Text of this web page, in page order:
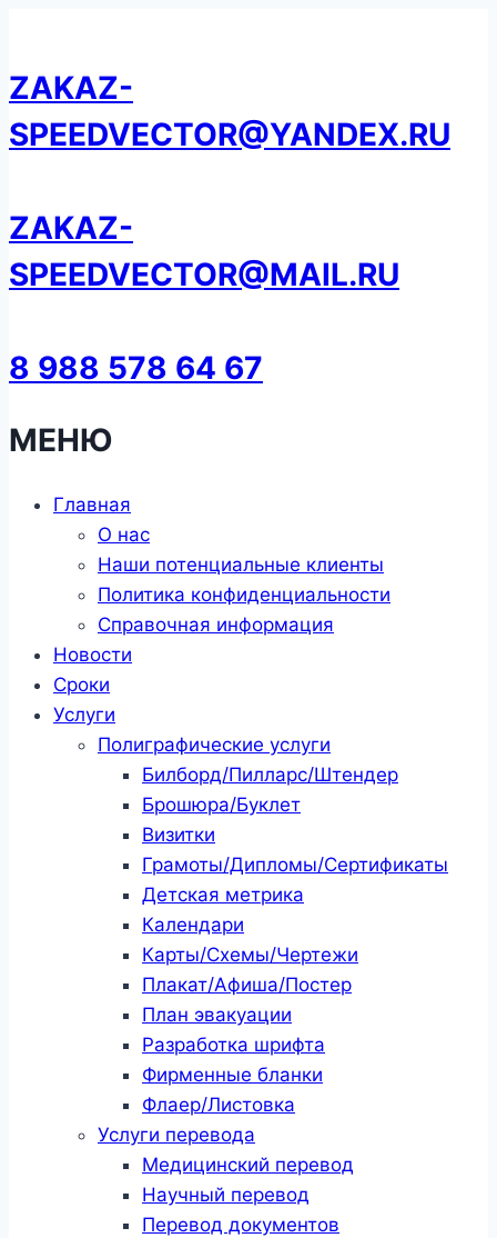
содержанию
ZAKAZ-
SPEEDVECTOR@YANDEX.RU
ZAKAZ-
SPEEDVECTOR@MAIL.RU
8 988 578 64 67
МЕНЮ
Главная
О нас
Наши потенциальные клиенты
Политика конфиденциальности
Справочная информация
Новости
Сроки
Услуги
Полиграфические услуги
Билборд/Пилларс/Штендер
Брошюра/Буклет
Визитки
Грамоты/Дипломы/Сертификаты
Детская метрика
Календари
Карты/Схемы/Чертежи
Плакат/Афиша/Постер
План эвакуации
Разработка шрифта
Фирменные бланки
Флаер/Листовка
Услуги перевода
Медицинский перевод
Научный перевод
Перевод документов